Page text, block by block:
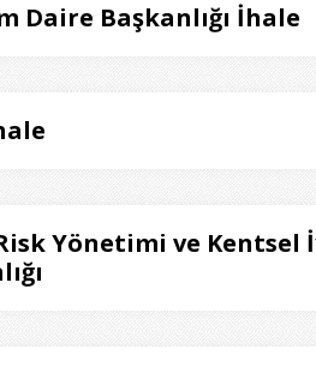
Daire Başkanlığı İhale
Yönetimi ve Kentsel